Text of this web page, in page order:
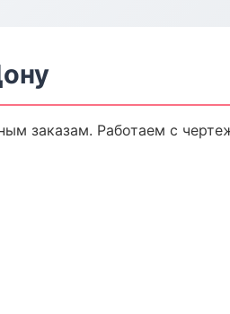
заказам. Работаем с